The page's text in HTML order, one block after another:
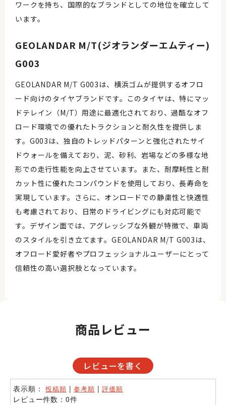
ワークを持ち、国際的なブランドとしての地位を確立して
います。
GEOLANDAR M/T(ジオランダーエムティー)
G003
GEOLANDAR M/T G003は、横浜ゴムが提供するオフロ
ード向けのタイヤブランドです。このタイヤは、特にマッ
ドテレイン（M/T）用途に最適化されており、過酷なオフ
ロード環境での優れたトラクションと耐久性を提供しま
す。G003は、独自のトレッドパターンと強化されたサイ
ドウォールを備えており、泥、砂利、岩場などの多様な地
形での走行性能を向上させています。また、耐摩耗性と耐
カット性に優れたコンパウンドを使用しており、長寿命を
実現しています。さらに、オンロードでの静粛性と快適性
も考慮されており、日常のドライビングにも対応可能で
す。デザイン面では、アグレッシブな外観が特徴で、車両
のスタイルを引き立てます。GEOLANDAR M/T G003は、
オフロード愛好者やプロフェッショナルユーザーにとって
信頼性の高い選択肢となっています。
商品レビュー
レビューを書く
表示順：投稿順 |参考順 |評価順
レビュー件数：0件